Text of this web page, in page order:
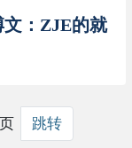
：ZJE的就
页 跳转